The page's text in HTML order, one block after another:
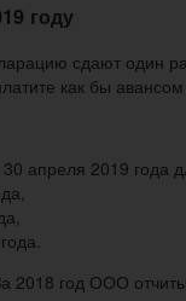
году
сдают один
как бы
апреля 2019 года
2018 год ООО